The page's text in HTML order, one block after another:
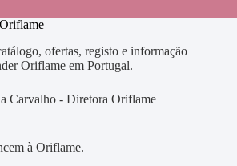
ofertas, registo e informação
Oriflame em Portugal.
Carvalho - Diretora Oriflame
à Oriflame.